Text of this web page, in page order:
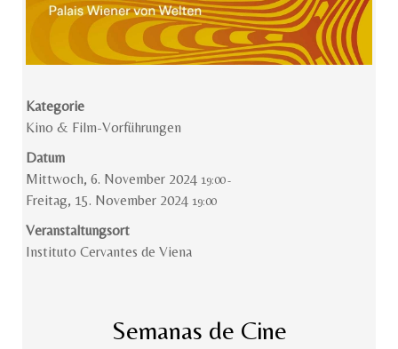
Kategorie
Kino & Film-Vorführungen
Datum
Mittwoch, 6. November 2024 19:00-
Freitag, 15. November 2024 19:00
Veranstaltungsort
Instituto Cervantes de Viena
Semanas de Cine